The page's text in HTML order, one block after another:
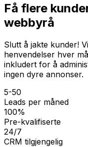
Få flere
webbyrå
Slutt å jakte kunder!
henvendelser hver
inkludert for å
ingen dyre annonser.
5-50
Leads per måned
100%
Pre-kvalifiserte
24/7
CRM tilgjengelig